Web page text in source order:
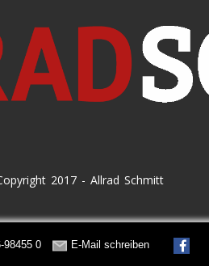
2017 - Allrad Schmitt
98455 0 E-Mail schreiben